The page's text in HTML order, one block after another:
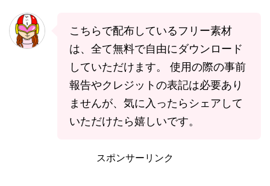
こちらで配布しているフリー素材
は、全て無料で自由にダウンロード
していただけます。 使用の際の事前
報告やクレジットの表記は必要あり
ませんが、気に入ったらシェアして
いただけたら嬉しいです。
スポンサーリンク